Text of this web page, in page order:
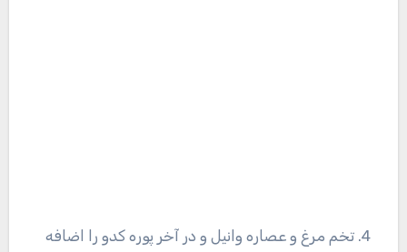
4. تخم مرغ و عصاره وانیل و در آخر پوره کدو را اضافه